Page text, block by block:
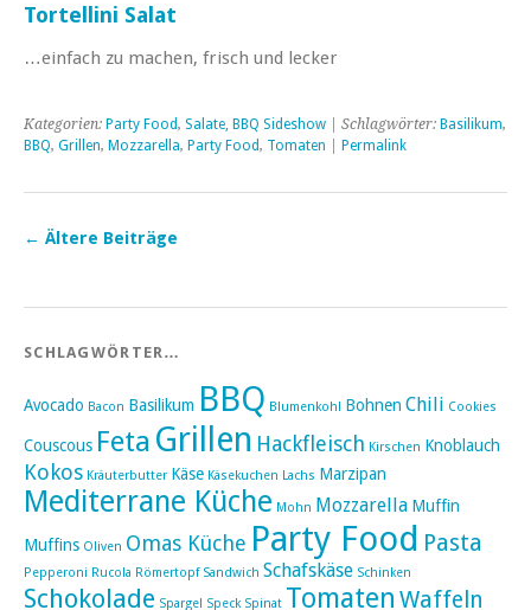
Tortellini Salat
…einfach zu machen, frisch und lecker
Kategorien: Party Food, Salate, BBQ Sideshow | Schlagwörter: Basilikum,
BBQ, Grillen, Mozzarella, Party Food, Tomaten Permalink
← Ältere Beiträge
SCHLAGWÖRTER…
Avocado Bacon Basilikum BBQ Blumenkohl Bohnen Chili Cookies
Couscous Feta Grillen Hackfleisch Kirschen Knoblauch
Kokos Kräuterbutter Käse Käsekuchen Lachs Marzipan
Mediterrane Küche Mohn Mozzarella Muffin
Muffins Oliven Omas Küche Party Food Pasta
Pepperoni Rucola Römertopf Sandwich Schafskäse Schinken
Schokolade Spargel Speck Spinat Tomaten Waffeln